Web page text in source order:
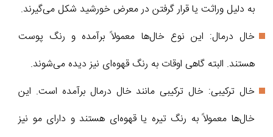
به دلیل وراثت یا قرار گرفتن در معرض خورشید شکل می‌گیرند.
خال درمال: این نوع خال‌ها معمولاً برآمده و رنگ پوست
هستند. البته گاهی اوقات به رنگ قهوه‌ای نیز دیده می‌شوند.
خال ترکیبی: خال ترکیبی مانند خال درمال برآمده است. این
خال‌ها معمولاً به رنگ تیره یا قهوه‌ای هستند و دارای مو نیز